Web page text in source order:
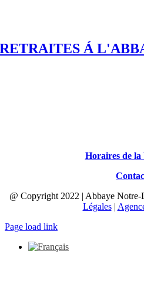
RETRAITES Á
Horaires de la
@ Copyright 2022 | Abbaye Notre-
Légales|
Page load link